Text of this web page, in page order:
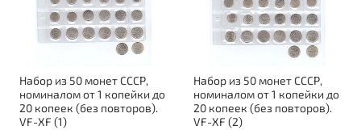
Набор из 50 монет СССР,
номиналом от 1 копейки до
20 копеек (без повторов).
VF-XF (1)
Набор из 50 монет СССР,
номиналом от 1 копейки до
20 копеек (без повторов).
VF-XF (2)